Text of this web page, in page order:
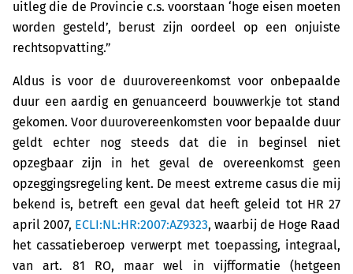
uitleg die de Provincie c.s. voorstaan ‘hoge eisen moeten
worden gesteld’, berust zijn oordeel op een onjuiste
rechtsopvatting.”
Aldus is voor de duurovereenkomst voor onbepaalde
duur een aardig en genuanceerd bouwwerkje tot stand
gekomen. Voor duurovereenkomsten voor bepaalde duur
geldt echter nog steeds dat die in beginsel niet
opzegbaar zijn in het geval de overeenkomst geen
opzeggingsregeling kent. De meest extreme casus die mij
bekend is, betreft een geval dat heeft geleid tot HR 27
april 2007, ECLI:NL:HR:2007:AZ9323, waarbij de Hoge Raad
het cassatieberoep verwerpt met toepassing, integraal,
van art. 81 RO, maar wel in vijfformatie (hetgeen